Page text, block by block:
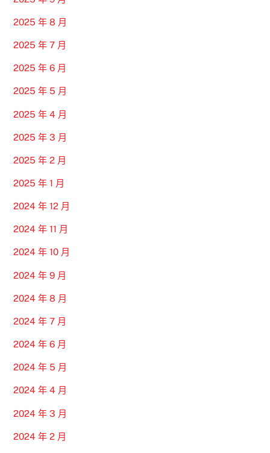
2025 年 8 月
2025 年 7 月
2025 年 6 月
2025 年 5 月
2025 年 4 月
2025 年 3 月
2025 年 2 月
2025 年 1 月
2024 年 12 月
2024 年 11 月
2024 年 10 月
2024 年 9 月
2024 年 8 月
2024 年 7 月
2024 年 6 月
2024 年 5 月
2024 年 4 月
2024 年 3 月
2024 年 2 月